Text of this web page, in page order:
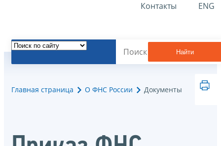
Контакты ENG
Найти
Главная страница О ФНС России Документы